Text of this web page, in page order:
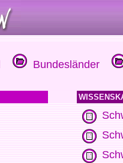
Bundesländer